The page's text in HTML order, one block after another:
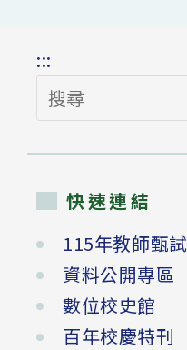
:::
搜
尋
快速連結
115年教師甄試
資料公開專區
數位校史館
百年校慶特刊